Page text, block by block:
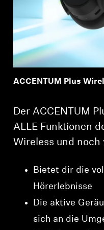
ACCENTUM Plus
Der ACCENTUM
ALLE Funktionen
Wireless und noch
Bietet dir die
Hörerlebnisse
Die aktive
sich an die